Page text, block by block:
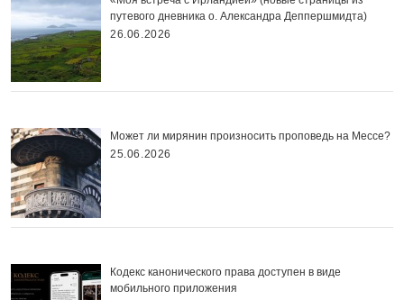
путевого дневника о. Александра Деппершмидта)
26.06.2026
Может ли мирянин произносить проповедь на Мессе?
25.06.2026
Кодекс канонического права доступен в виде
мобильного приложения